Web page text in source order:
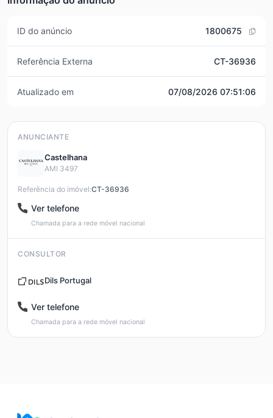
ID do anúncio 1800675
Referência Externa CT-36936
Atualizado em 07/08/2026 07:51:06
ANUNCIANTE
Castelhana
AMI 3497
Referência do imóvel:CT-36936
Ver telefone
Chamada para a rede móvel nacional
CONSULTOR
Dils Portugal
Ver telefone
Chamada para a rede móvel nacional